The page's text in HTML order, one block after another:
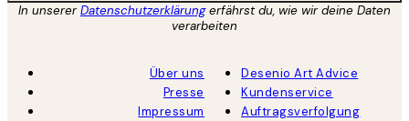
In unsererDatenschutzerklärungerfährst du, wie wir deine Daten
verarbeiten
Über uns
Presse
Impressum
Desenio Art Advice
Kundenservice
Auftragsverfolgung